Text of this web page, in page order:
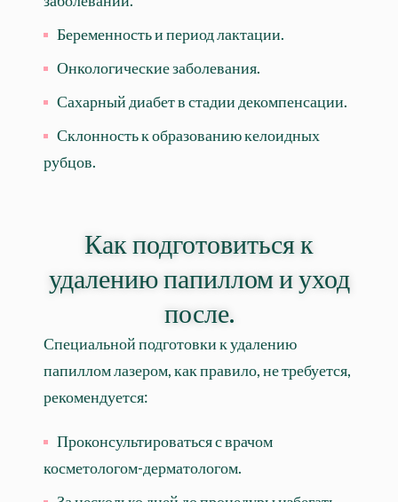
Беременность и период лактации.
Онкологические заболевания.
Сахарный диабет в стадии декомпенсации.
Склонность к образованию келоидных
рубцов.
Как подготовиться к
удалению папиллом и уход
после.
Специальной подготовки к удалению
папиллом лазером, как правило, не требуется,
рекомендуется:
Проконсультироваться с врачом
косметологом-дерматологом.